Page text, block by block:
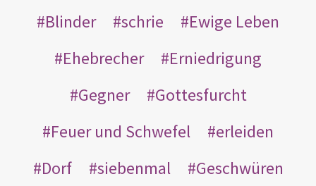
Blinder
schrie
Ewige Leben
Ehebrecher
Erniedrigung
Gegner
Gottesfurcht
Feuer und Schwefel
erleiden
Dorf
siebenmal
Geschwüren